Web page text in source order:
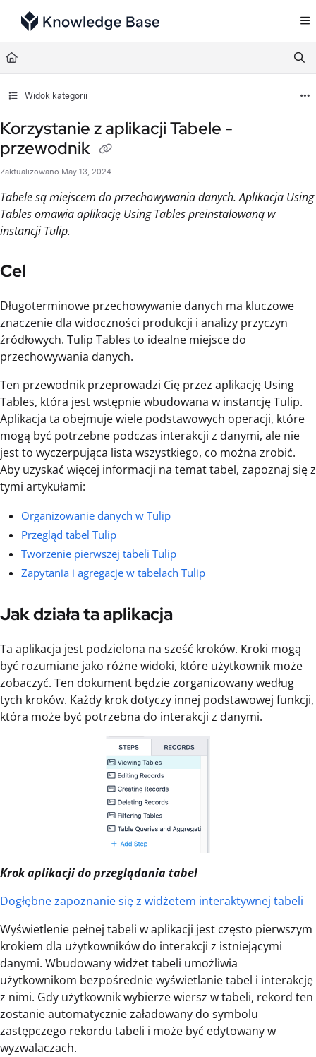
Documentation Index
Fetch the complete documentation index at:
Use this file to discover all available pages before exploring further.
Widok kategorii
Korzystanie z aplikacji Tabele -
przewodnik
Zaktualizowano May 13, 2024
Tabele są miejscem do przechowywania danych. Aplikacja Using
Tables omawia aplikację Using Tables preinstalowaną w
instancji Tulip.
Cel
Długoterminowe przechowywanie danych ma kluczowe
znaczenie dla widoczności produkcji i analizy przyczyn
źródłowych. Tulip Tables to idealne miejsce do
przechowywania danych.
Ten przewodnik przeprowadzi Cię przez aplikację Using
Tables, która jest wstępnie wbudowana w instancję Tulip.
Aplikacja ta obejmuje wiele podstawowych operacji, które
mogą być potrzebne podczas interakcji z danymi, ale nie
jest to wyczerpująca lista wszystkiego, co można zrobić.
Aby uzyskać więcej informacji na temat tabel, zapoznaj się z
tymi artykułami:
Organizowanie danych w Tulip
Przegląd tabel Tulip
Tworzenie pierwszej tabeli Tulip
Zapytania i agregacje w tabelach Tulip
Jak działa ta aplikacja
Ta aplikacja jest podzielona na sześć kroków. Kroki mogą
być rozumiane jako różne widoki, które użytkownik może
zobaczyć. Ten dokument będzie zorganizowany według
tych kroków. Każdy krok dotyczy innej podstawowej funkcji,
która może być potrzebna do interakcji z danymi.
Krok aplikacji do przeglądania tabel
Dogłębne zapoznanie się z widżetem interaktywnej tabeli
Wyświetlenie pełnej tabeli w aplikacji jest często pierwszym
krokiem dla użytkowników do interakcji z istniejącymi
danymi. Wbudowany widżet tabeli umożliwia
użytkownikom bezpośrednie wyświetlanie tabel i interakcję
z nimi. Gdy użytkownik wybierze wiersz w tabeli, rekord ten
zostanie automatycznie załadowany do symbolu
zastępczego rekordu tabeli i może być edytowany w
wyzwalaczach.